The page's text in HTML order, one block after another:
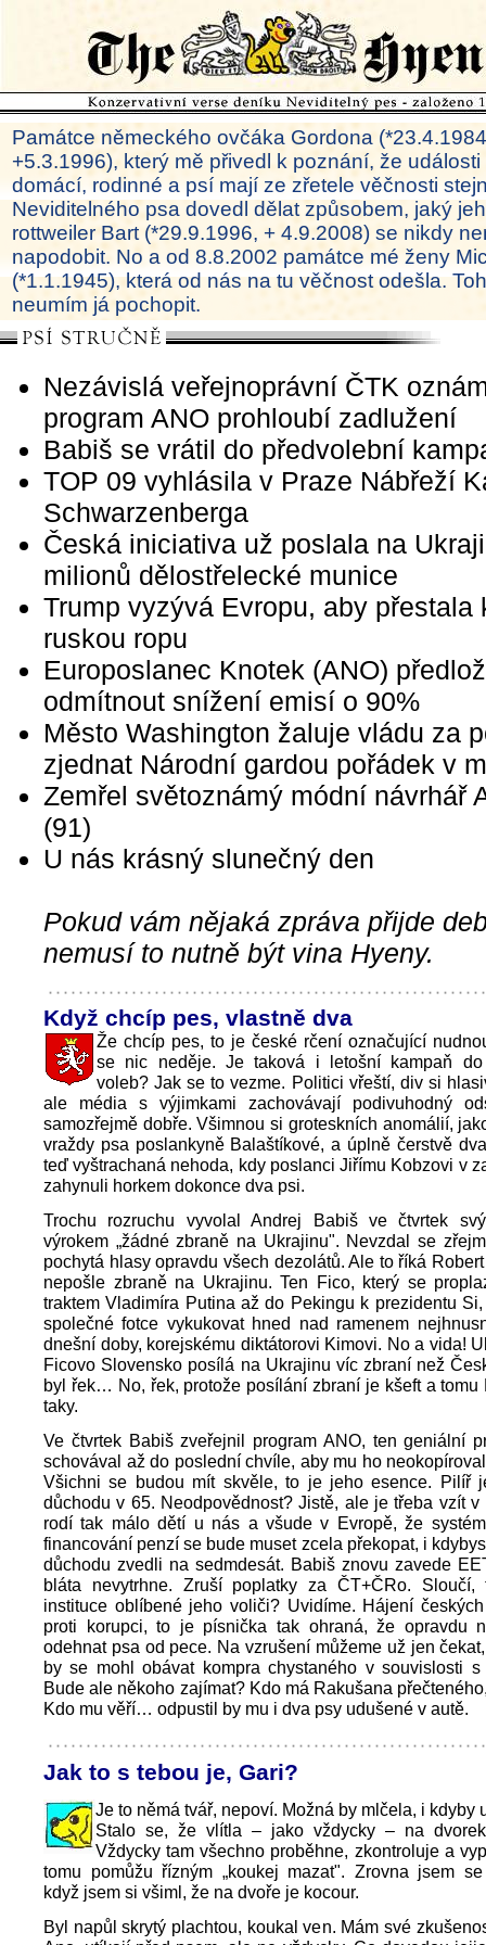
Památce německého ovčáka Gordona
+5.3.1996), který mě přivedl k poznání, že
domácí, rodinné a psí mají ze zřetele věčnosti
Neviditelného psa dovedl dělat způsobem, jaký
rottweiler Bart (*29.9.1996, + 4.9.2008) se nikdy
napodobit. No a od 8.8.2002 památce mé ženy
(*1.1.1945), která od nás na tu věčnost odešla.
neumím já pochopit.
Nezávislá veřejnoprávní ČTK
program ANO prohloubí zadlužení
Babiš se vrátil do předvolební
TOP 09 vyhlásila v Praze Nábřeží
Schwarzenberga
Česká iniciativa už poslala na
milionů dělostřelecké munice
Trump vyzývá Evropu, aby přestala
ruskou ropu
Europoslanec Knotek (ANO)
odmítnout snížení emisí o 90%
Město Washington žaluje vládu za
zjednat Národní gardou pořádek v
Zemřel světoznámý módní návrhář
(91)
U nás krásný slunečný den
Pokud vám nějaká zpráva přijde
nemusí to nutně být vina Hyeny.
Když chcíp pes, vlastně dva
Že chcíp pes, to je české rčení označující
se nic neděje. Je taková i letošní kampaň do
voleb? Jak se to vezme. Politici vřeští, div si
ale média s výjimkami zachovávají podivuhodný
samozřejmě dobře. Všimnou si groteskních anomálií,
vraždy psa poslankyně Balaštíkové, a úplně čerstvě
teď vyštrachaná nehoda, kdy poslanci Jiřímu Kobzovi v
zahynuli horkem dokonce dva psi.
Trochu rozruchu vyvolal Andrej Babiš ve čtvrtek
výrokem „žádné zbraně na Ukrajinu". Nevzdal se
pochytá hlasy opravdu všech dezolátů. Ale to říká
nepošle zbraně na Ukrajinu. Ten Fico, který se
traktem Vladimíra Putina až do Pekingu k prezidentu
společné fotce vykukovat hned nad ramenem
dnešní doby, korejskému diktátorovi Kimovi. No a vida!
Ficovo Slovensko posílá na Ukrajinu víc zbraní než
byl řek… No, řek, protože posílání zbraní je kšeft a tomu
taky.
Ve čtvrtek Babiš zveřejnil program ANO, ten geniální
schovával až do poslední chvíle, aby mu ho
Všichni se budou mít skvěle, to je jeho esence. Pilíř
důchodu v 65. Neodpovědnost? Jistě, ale je třeba vzít v
rodí tak málo dětí u nás a všude v Evropě, že
financování penzí se bude muset zcela překopat, i
důchodu zvedli na sedmdesát. Babiš znovu zavede
bláta nevytrhne. Zruší poplatky za ČT+ČRo.
instituce oblíbené jeho voliči? Uvidíme. Hájení
proti korupci, to je písnička tak ohraná, že opravdu
odehnat psa od pece. Na vzrušení můžeme už jen
by se mohl obávat kompra chystaného v souvislosti s
Bude ale někoho zajímat? Kdo má Rakušana
Kdo mu věří… odpustil by mu i dva psy udušené v autě.
Jak to s tebou je, Gari?
Je to němá tvář, nepoví. Možná by mlčela, i kdyby
Stalo se, že vlítla – jako vždycky – na
Vždycky tam všechno proběhne, zkontroluje a
tomu pomůžu řízným „koukej mazat". Zrovna jsem
když jsem si všiml, že na dvoře je kocour.
Byl napůl skrytý plachtou, koukal ven. Mám své